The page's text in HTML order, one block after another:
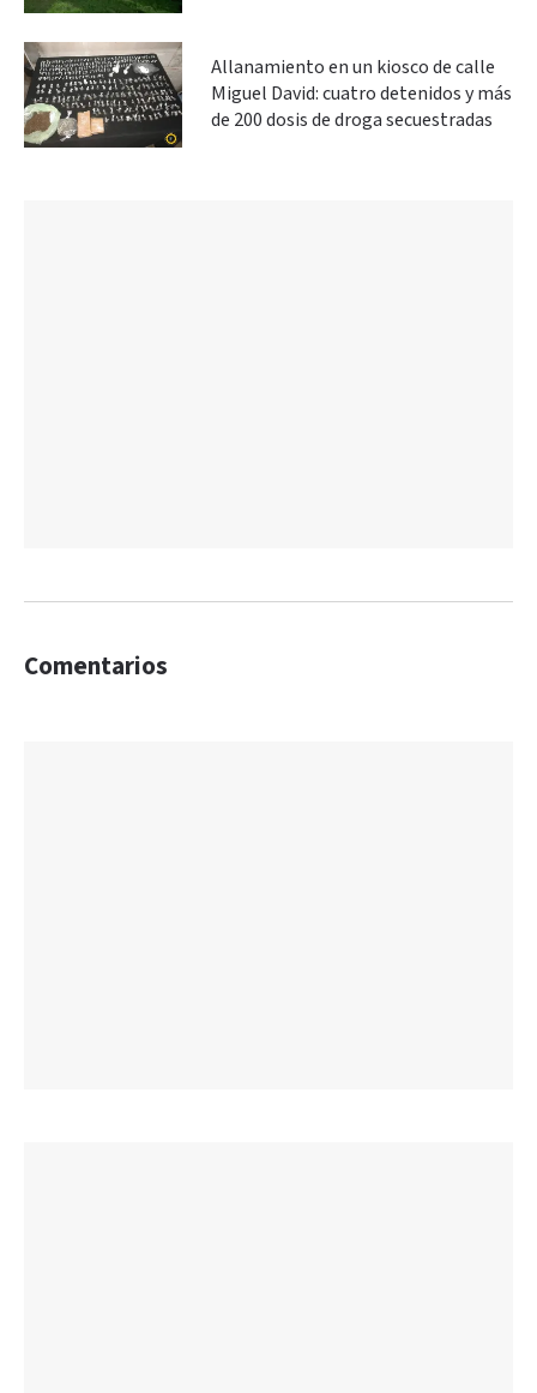
Allanamiento en un kiosco de calle
Miguel David: cuatro detenidos y más
de 200 dosis de droga secuestradas
Comentarios